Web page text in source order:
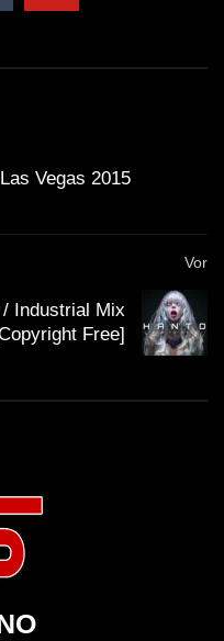
Vegas 2015
Vor
/ Industrial Mix
Free]